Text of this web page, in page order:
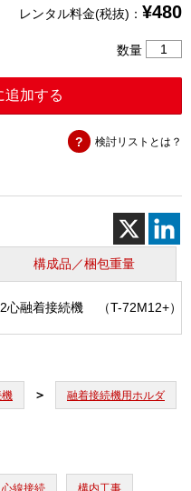
レンタル料金(税抜)： ¥480
数量
変
ル
ダ
（PCH-
追加する
検討リストとは？
構成品／梱包重量
心融着接続機 （T-72M12+）
融着接続機用ホルダ